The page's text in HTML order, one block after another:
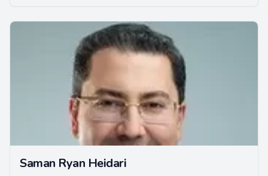
Saman Ryan Heidari